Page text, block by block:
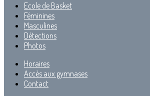
Ecole de Basket
Féminines
Masculines
Détections
Photos
Horaires
Accès aux gymnases
Contact